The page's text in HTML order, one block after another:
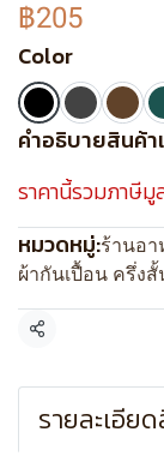
฿205
Color
คำอธิบายสินค้
ราคานี้รวมภาษีมู
หมวดหมู่:ร้านอา
ผ้ากันเปื้อน ครึ่งสั้
แชร์
รายละเอีย